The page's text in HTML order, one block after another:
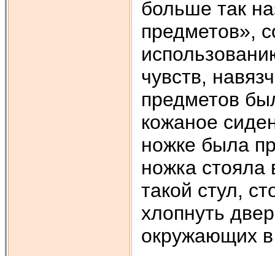
больше так
предметов»,
чувств,
предметов
кожаное
ножке была
ножка стояла
такой стул,
хлопнуть
окружающих в